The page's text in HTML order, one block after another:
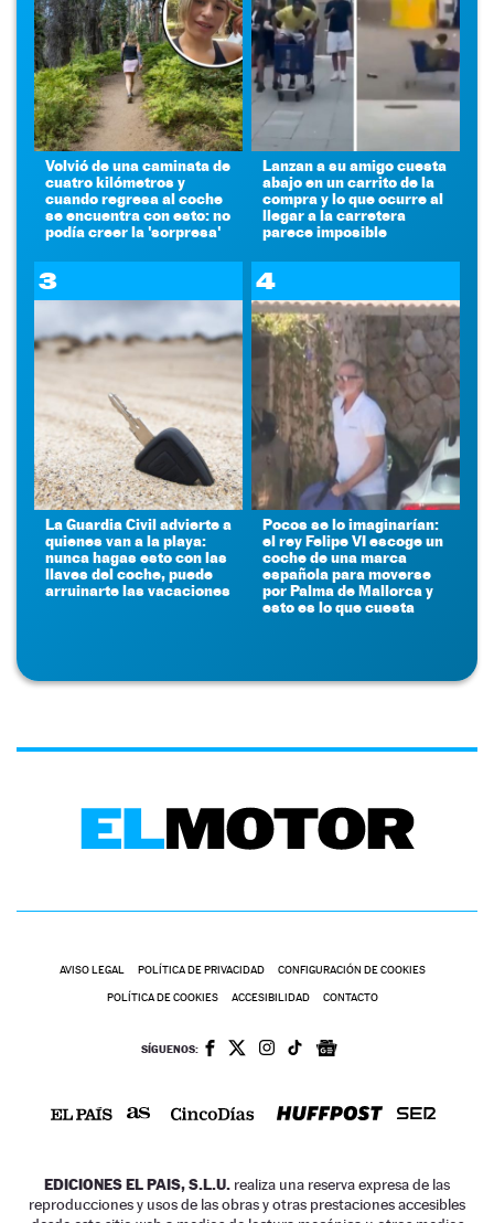
Volvió de una caminata de
cuatro kilómetros y
cuando regresa al coche
se encuentra con esto: no
podía creer la 'sorpresa'
Lanzan a su amigo cuesta
abajo en un carrito de la
compra y lo que ocurre al
llegar a la carretera
parece imposible
3
La Guardia Civil advierte a
quienes van a la playa:
nunca hagas esto con las
llaves del coche, puede
arruinarte las vacaciones
4
Pocos se lo imaginarían:
el rey Felipe VI escoge un
coche de una marca
española para moverse
por Palma de Mallorca y
esto es lo que cuesta
AVISO LEGAL POLÍTICA DE PRIVACIDAD CONFIGURACIÓN DE COOKIES
POLÍTICA DE COOKIES ACCESIBILIDAD CONTACTO
SÍGUENOS:
EDICIONES EL PAIS, S.L.U. realiza una reserva expresa de las
reproducciones y usos de las obras y otras prestaciones accesibles